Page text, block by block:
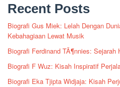
Recent Posts
Biografi Gus Miek: Lelah Dengan
Kebahagiaan Lewat Musik
Biografi Ferdinand TÃ¶nnies: Sejarah
Biografi F Wuz: Kisah Inspiratif
Biografi Eka Tjipta Widjaja: Kisah